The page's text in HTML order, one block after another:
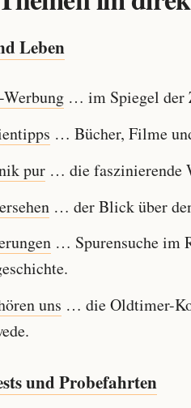
Leben
… im Spiegel der
… Bücher, Filme
pur… die faszinierende
… der Blick über
… Spurensuche im
uns … die Oldtimer-
und Probefahrten